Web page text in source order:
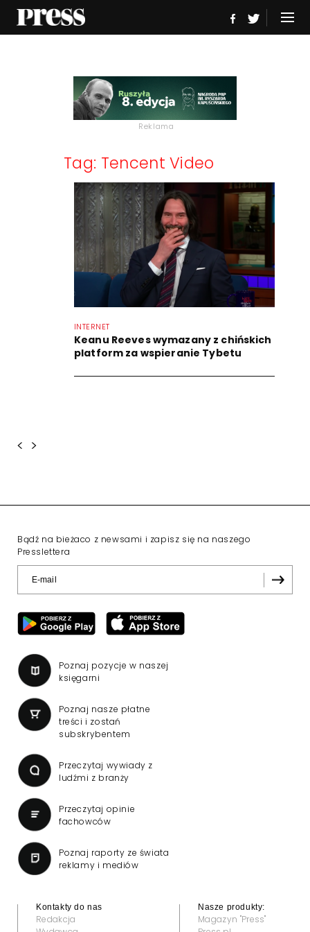
Reklama
Tag: Tencent Video
INTERNET
Keanu Reeves wymazany z chińskich
platform za wspieranie Tybetu
< >
Bądź na bieżaco z newsami i zapisz się na naszego
Presslettera
Poznaj pozycje w naszej
księgarni
Poznaj nasze płatne
treści i zostań
subskrybentem
Przeczytaj wywiady z
ludźmi z branży
Przeczytaj opinie
fachowców
Poznaj raporty ze świata
reklamy i mediów
Kontakty do nas
Redakcja
Nasze produkty:
Magazyn "Press"